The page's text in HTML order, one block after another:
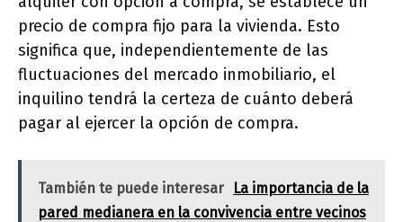
precio de compra fijo para la vivienda. Esto
significa que, independientemente de las
fluctuaciones del mercado inmobiliario, el
inquilino tendrá la certeza de cuánto deberá
pagar al ejercer la opción de compra.
También te puede interesar
La importancia de la
pared medianera en la convivencia entre vecinos